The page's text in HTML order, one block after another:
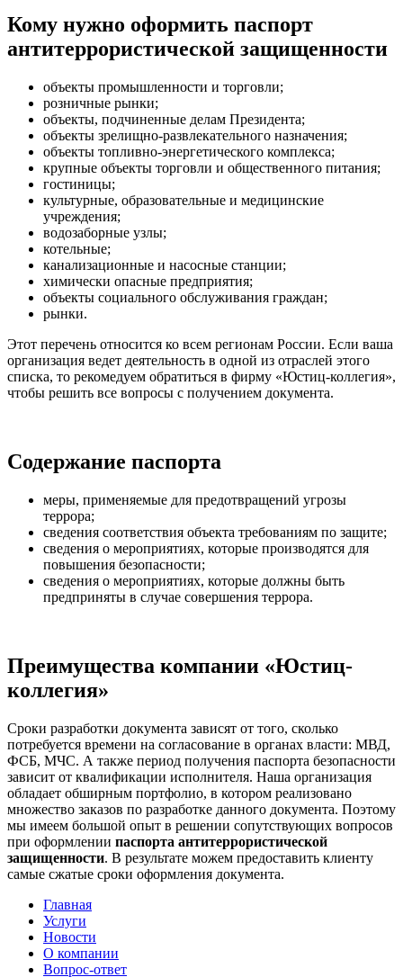
Кому нужно оформить паспорт
антитеррористической защищенности
объекты промышленности и торговли;
розничные рынки;
объекты, подчиненные делам Президента;
объекты зрелищно-развлекательного назначения;
объекты топливно-энергетического комплекса;
крупные объекты торговли и общественного питания;
гостиницы;
культурные, образовательные и медицинские
учреждения;
водозаборные узлы;
котельные;
канализационные и насосные станции;
химически опасные предприятия;
объекты социального обслуживания граждан;
рынки.
Этот перечень относится ко всем регионам России. Если ваша
организация ведет деятельность в одной из отраслей этого
списка, то рекомедуем обратиться в фирму «Юстиц-коллегия»,
чтобы решить все вопросы с получением документа.
Содержание паспорта
меры, применяемые для предотвращений угрозы
террора;
сведения соответствия объекта требованиям по защите;
сведения о мероприятиях, которые производятся для
повышения безопасности;
сведения о мероприятиях, которые должны быть
предприняты в случае совершения террора.
Преимущества компании «Юстиц-
коллегия»
Сроки разработки документа зависят от того, сколько
потребуется времени на согласование в органах власти: МВД,
ФСБ, МЧС. А также период получения паспорта безопасности
зависит от квалификации исполнителя. Наша организация
обладает обширным портфолио, в котором реализовано
множество заказов по разработке данного документа. Поэтому
мы имеем большой опыт в решении сопутствующих вопросов
при оформлении паспорта антитеррористической
защищенности. В результате можем предоставить клиенту
самые сжатые сроки оформления документа.
Главная
Услуги
Новости
О компании
Вопрос-ответ